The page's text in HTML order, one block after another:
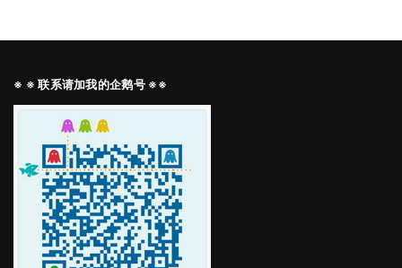
※ ※ 联系请加我的企鹅号 ※※